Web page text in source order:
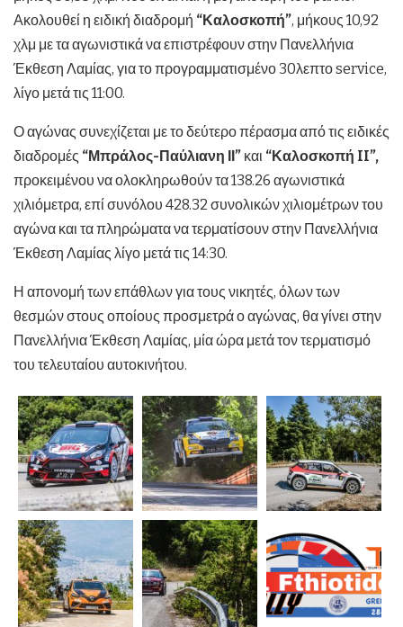
Ακολουθεί η ειδική διαδρομή “Καλοσκοπή”, μήκους 10,92
χλμ με τα αγωνιστικά να επιστρέφουν στην Πανελλήνια
Έκθεση Λαμίας, για το προγραμματισμένο 30λεπτο service,
λίγο μετά τις 11:00.
Ο αγώνας συνεχίζεται με το δεύτερο πέρασμα από τις ειδικές
διαδρομές “Μπράλος-Παύλιανη ΙΙ” και “Καλοσκοπή II”,
προκειμένου να ολοκληρωθούν τα 138.26 αγωνιστικά
χιλιόμετρα, επί συνόλου 428.32 συνολικών χιλιομέτρων του
αγώνα και τα πληρώματα να τερματίσουν στην Πανελλήνια
Έκθεση Λαμίας λίγο μετά τις 14:30.
Η απονομή των επάθλων για τους νικητές, όλων των
θεσμών στους οποίους προσμετρά ο αγώνας, θα γίνει στην
Πανελλήνια Έκθεση Λαμίας, μία ώρα μετά τον τερματισμό
του τελευταίου αυτοκινήτου.